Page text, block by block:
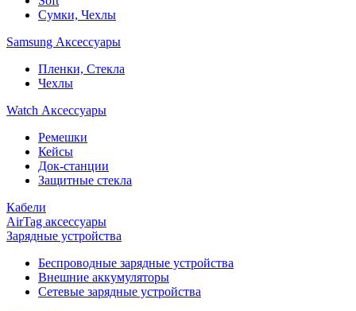
Сумки, Чехлы
Samsung Аксессуары
Пленки, Стекла
Чехлы
Watch Аксессуары
Ремешки
Кейсы
Док-станции
Защитные стекла
Кабели
AirTag аксессуары
Зарядные устройства
Беспроводные зарядные устройства
Внешние аккумуляторы
Сетевые зарядные устройства